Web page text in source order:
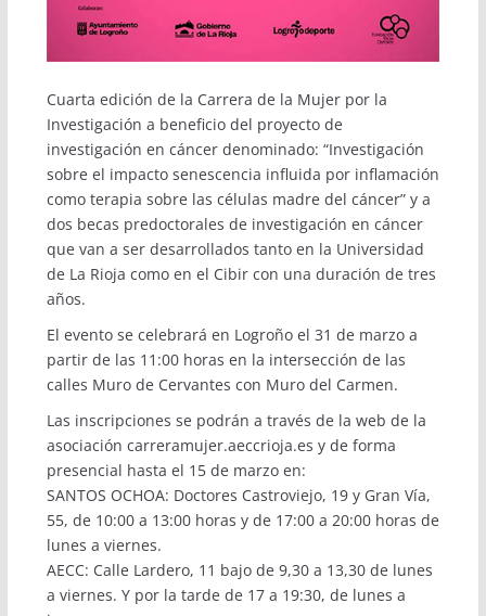
Cuarta edición de la Carrera de la Mujer por la
Investigación a beneficio del proyecto de
investigación en cáncer denominado: “Investigación
sobre el impacto senescencia influida por inflamación
como terapia sobre las células madre del cáncer” y a
dos becas predoctorales de investigación en cáncer
que van a ser desarrollados tanto en la Universidad
de La Rioja como en el Cibir con una duración de tres
años.
El evento se celebrará en Logroño el 31 de marzo a
partir de las 11:00 horas en la intersección de las
calles Muro de Cervantes con Muro del Carmen.
Las inscripciones se podrán a través de la web de la
asociación carreramujer.aeccrioja.es y de forma
presencial hasta el 15 de marzo en:
SANTOS OCHOA: Doctores Castroviejo, 19 y Gran Vía,
55, de 10:00 a 13:00 horas y de 17:00 a 20:00 horas de
lunes a viernes.
AECC: Calle Lardero, 11 bajo de 9,30 a 13,30 de lunes
a viernes. Y por la tarde de 17 a 19:30, de lunes a